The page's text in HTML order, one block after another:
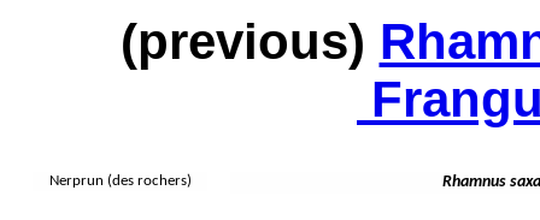
(previous)
Nerprun (des rochers) Rhamnus